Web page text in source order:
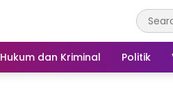
Hukum dan Kriminal Politik